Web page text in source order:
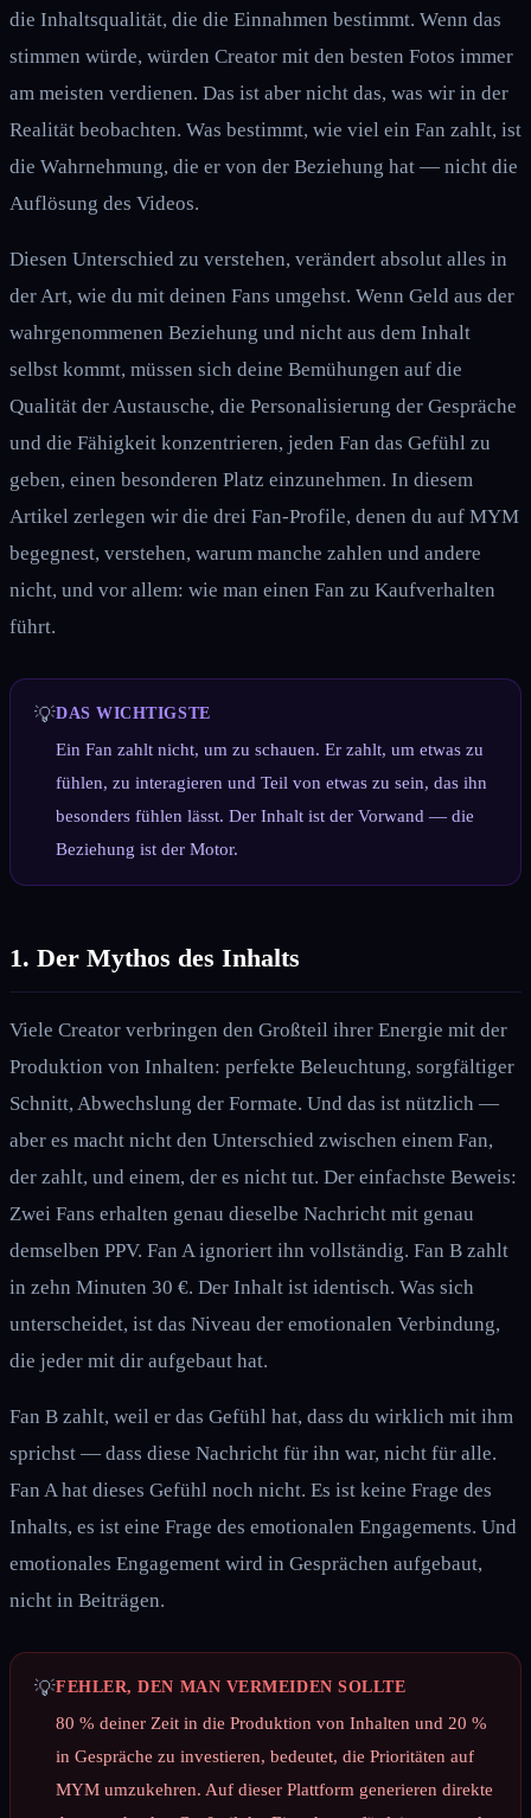
die Inhaltsqualität, die die Einnahmen bestimmt. Wenn das
stimmen würde, würden Creator mit den besten Fotos immer
am meisten verdienen. Das ist aber nicht das, was wir in der
Realität beobachten. Was bestimmt, wie viel ein Fan zahlt, ist
die Wahrnehmung, die er von der Beziehung hat — nicht die
Auflösung des Videos.
Diesen Unterschied zu verstehen, verändert absolut alles in
der Art, wie du mit deinen Fans umgehst. Wenn Geld aus der
wahrgenommenen Beziehung und nicht aus dem Inhalt
selbst kommt, müssen sich deine Bemühungen auf die
Qualität der Austausche, die Personalisierung der Gespräche
und die Fähigkeit konzentrieren, jeden Fan das Gefühl zu
geben, einen besonderen Platz einzunehmen. In diesem
Artikel zerlegen wir die drei Fan-Profile, denen du auf MYM
begegnest, verstehen, warum manche zahlen und andere
nicht, und vor allem: wie man einen Fan zu Kaufverhalten
führt.
💡DAS WICHTIGSTE
Ein Fan zahlt nicht, um zu schauen. Er zahlt, um etwas zu
fühlen, zu interagieren und Teil von etwas zu sein, das ihn
besonders fühlen lässt. Der Inhalt ist der Vorwand — die
Beziehung ist der Motor.
1. Der Mythos des Inhalts
Viele Creator verbringen den Großteil ihrer Energie mit der
Produktion von Inhalten: perfekte Beleuchtung, sorgfältiger
Schnitt, Abwechslung der Formate. Und das ist nützlich —
aber es macht nicht den Unterschied zwischen einem Fan,
der zahlt, und einem, der es nicht tut. Der einfachste Beweis:
Zwei Fans erhalten genau dieselbe Nachricht mit genau
demselben PPV. Fan A ignoriert ihn vollständig. Fan B zahlt
in zehn Minuten 30 €. Der Inhalt ist identisch. Was sich
unterscheidet, ist das Niveau der emotionalen Verbindung,
die jeder mit dir aufgebaut hat.
Fan B zahlt, weil er das Gefühl hat, dass du wirklich mit ihm
sprichst — dass diese Nachricht für ihn war, nicht für alle.
Fan A hat dieses Gefühl noch nicht. Es ist keine Frage des
Inhalts, es ist eine Frage des emotionalen Engagements. Und
emotionales Engagement wird in Gesprächen aufgebaut,
nicht in Beiträgen.
💡FEHLER, DEN MAN VERMEIDEN SOLLTE
80 % deiner Zeit in die Produktion von Inhalten und 20 %
in Gespräche zu investieren, bedeutet, die Prioritäten auf
MYM umzukehren. Auf dieser Plattform generieren direkte